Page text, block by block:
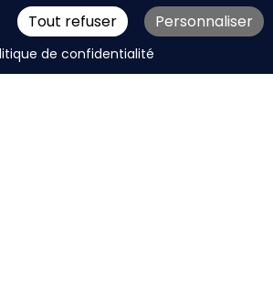
DEMANDER UN DEVIS
RÉSEAUX SOCIAUX
LÉGALES
Tout refuser Personnaliser
de confidentialité